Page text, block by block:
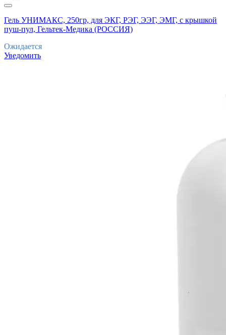
Гель УНИМАКС, 250гр, для ЭКГ, РЭГ, ЭЭГ, ЭМГ, с крышкой
пуш-пул, Гельтек-Медика (РОССИЯ)
Ожидается
Уведомить